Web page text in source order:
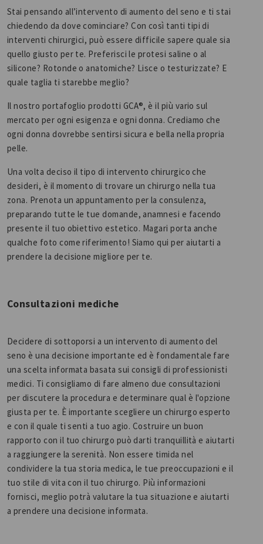
Stai pensando all’intervento di aumento del seno e ti stai
chiedendo da dove cominciare? Con così tanti tipi di
interventi chirurgici, può essere difficile sapere quale sia
quello giusto per te. Preferisci le protesi saline o al
silicone? Rotonde o anatomiche? Lisce o testurizzate? E
quale taglia ti starebbe meglio?
Il nostro portafoglio prodotti GCA®, è il più vario sul
mercato per ogni esigenza e ogni donna. Crediamo che
ogni donna dovrebbe sentirsi sicura e bella nella propria
pelle.
Una volta deciso il tipo di intervento chirurgico che
desideri, è il momento di trovare un chirurgo nella tua
zona. Prenota un appuntamento per la consulenza,
preparando tutte le tue domande, anamnesi e facendo
presente il tuo obiettivo estetico. Magari porta anche
qualche foto come riferimento! Siamo qui per aiutarti a
prendere la decisione migliore per te.
Consultazioni mediche
Decidere di sottoporsi a un intervento di aumento del
seno è una decisione importante ed è fondamentale fare
una scelta informata basata sui consigli di professionisti
medici. Ti consigliamo di fare almeno due consultazioni
per discutere la procedura e determinare qual è l'opzione
giusta per te. È importante scegliere un chirurgo esperto
e con il quale ti senti a tuo agio. Costruire un buon
rapporto con il tuo chirurgo può darti tranquillità e aiutarti
a raggiungere la serenità. Non essere timida nel
condividere la tua storia medica, le tue preoccupazioni e il
tuo stile di vita con il tuo chirurgo. Più informazioni
fornisci, meglio potrà valutare la tua situazione e aiutarti
a prendere una decisione informata.